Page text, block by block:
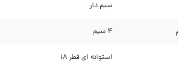
سیم دار
4 سیم
استوانه ای قطر 18